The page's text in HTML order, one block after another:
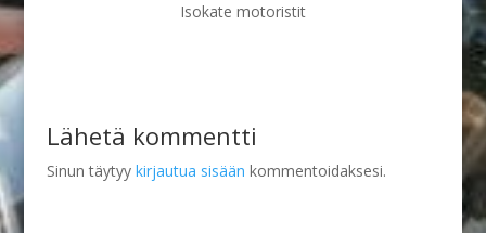
Isokate motoristit
Lähetä kommentti
Sinun täytyy kirjautua sisään kommentoidaksesi.